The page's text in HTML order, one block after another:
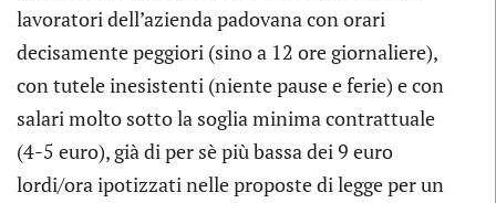
lavoratori dell’azienda padovana con orari
decisamente peggiori (sino a 12 ore giornaliere),
con tutele inesistenti (niente pause e ferie) e con
salari molto sotto la soglia minima contrattuale
(4-5 euro), già di per sè più bassa dei 9 euro
lordi/ora ipotizzati nelle proposte di legge per un